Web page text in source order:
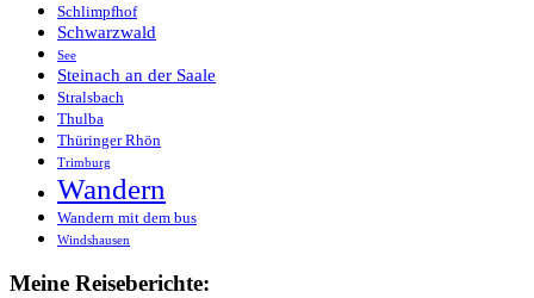
Schlimpfhof
Schwarzwald
See
Steinach an der Saale
Stralsbach
Thulba
Thüringer Rhön
Trimburg
Wandern
Wandern mit dem bus
Windshausen
Meine Reiseberichte: